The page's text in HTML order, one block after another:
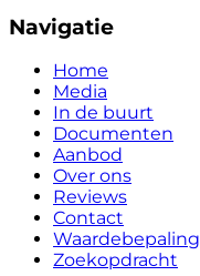
Navigatie
Home
Media
In de buurt
Documenten
Aanbod
Over ons
Reviews
Contact
Waardebepaling
Zoekopdracht